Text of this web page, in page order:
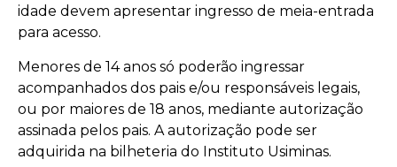
idade devem apresentar ingresso de meia-entrada
para acesso.
Menores de 14 anos só poderão ingressar
acompanhados dos pais e/ou responsáveis legais,
ou por maiores de 18 anos, mediante autorização
assinada pelos pais. A autorização pode ser
adquirida na bilheteria do Instituto Usiminas.